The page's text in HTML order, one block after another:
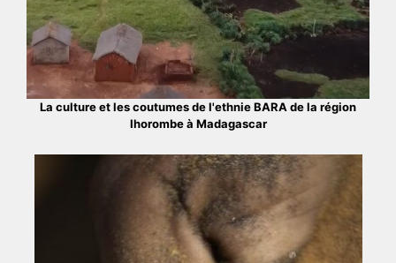
La culture et les coutumes de l'ethnie BARA de la région
Ihorombe à Madagascar